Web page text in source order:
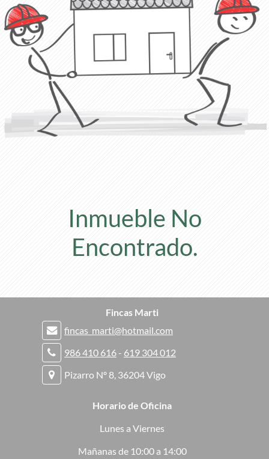
Inmueble No
Encontrado.
Fincas Marti
fincas_marti@hotmail.com
986 410 616 - 619 304 012
Pizarro Nº 8, 36204 Vigo
Horario de Oficina
Lunes a Viernes
Mañanas de 10:00 a 14:00